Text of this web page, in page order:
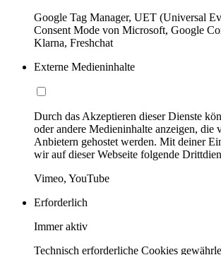
Google Tag Manager, UET (Universal
Consent Mode von Microsoft, Google
Klarna, Freshchat
Externe Medieninhalte
Durch das Akzeptieren dieser Dienste
oder andere Medieninhalte anzeigen, die
Anbietern gehostet werden. Mit deiner
wir auf dieser Webseite folgende
Vimeo, YouTube
Erforderlich
Immer aktiv
Technisch erforderliche Cookies